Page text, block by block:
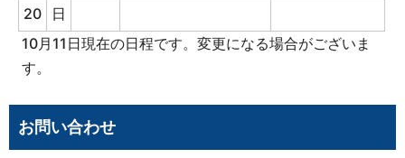
20
日
10月11日現在の日程です。変更になる場合がございま
す。
お問い合わせ